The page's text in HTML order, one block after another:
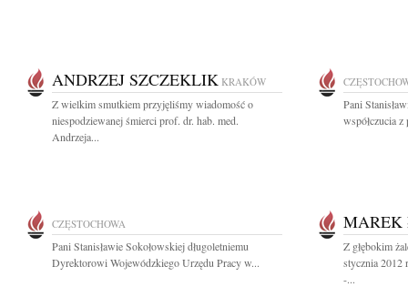
ANDRZEJ SZCZEKLIK KRAKÓW
Z wielkim smutkiem przyjęliśmy wiadomość o
niespodziewanej śmierci prof. dr. hab. med.
Andrzeja...
Pani
współczucia
CZĘSTOCHOWA
Pani Stanisławie Sokołowskiej długoletniemu
Dyrektorowi Wojewódzkiego Urzędu Pracy w...
MAREK
Z głębokim
stycznia 2012
-...